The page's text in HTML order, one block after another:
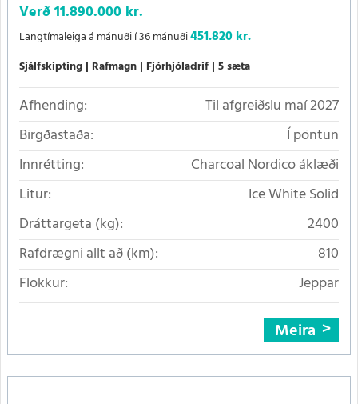
Verð11.890.000 kr.
Langtímaleiga á mánuði í 36 mánuði451.820 kr.
Sjálfskipting Rafmagn Fjórhjóladrif 5 sæta
Afhending:
Til afgreiðslu maí 2027
Birgðastaða:
Í pöntun
Innrétting:
Charcoal Nordico áklæði
Litur:
Ice White Solid
Dráttargeta (kg):
2400
Rafdrægni allt að (km):
810
Flokkur:
Jeppar
Meira